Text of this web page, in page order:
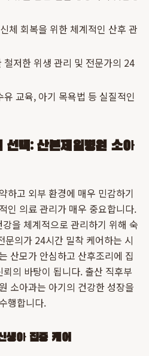
체 회복을 위한 체계적인 산후 관
철저한 위생 관리 및 전문가의 24
교육, 아기 목욕법 등 실질적인
선택: 산본제일병원 소아
하고 외부 환경에 매우 민감하기
인 의료 관리가 매우 중요합니다.
을 체계적으로 관리하기 위해 숙
문의가 24시간 밀착 케어하는 시
산모가 안심하고 산후조리에 집
의 바탕이 됩니다. 출산 직후부
소아과는 아기의 건강한 성장을
행합니다.
생아 집중 케어